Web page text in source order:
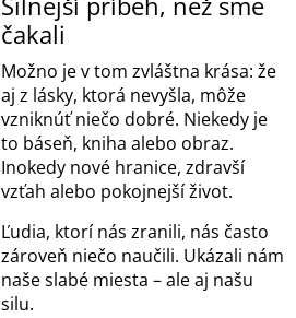
čakali
Možno je v tom zvláštna krása: že
aj z lásky, ktorá nevyšla, môže
vzniknúť niečo dobré. Niekedy je
to báseň, kniha alebo obraz.
Inokedy nové hranice, zdravší
vzťah alebo pokojnejší život.
Ľudia, ktorí nás zranili, nás často
zároveň niečo naučili. Ukázali nám
naše slabé miesta – ale aj našu
silu.